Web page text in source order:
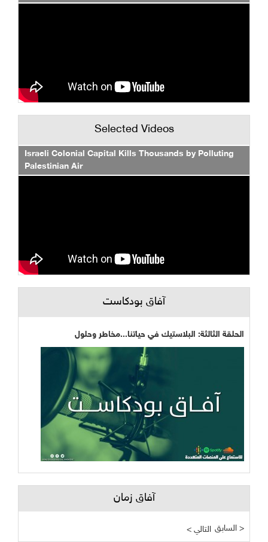
Selected Videos
Israeli Colonial Capital Kills Thousands by Polluting
Palestinian Air
آفاق بودكاست
الحلقة الثالثة: البلاستيك في حياتنا...مخاطر وحلول
آفاق زمان
< التالي السابق >